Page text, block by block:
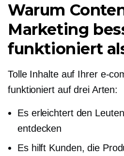
Warum
Marketing
funktioniert
Tolle Inhalte auf Ihrer e-
funktioniert auf drei Arten:
Es erleichtert den
entdecken
Es hilft Kunden, die